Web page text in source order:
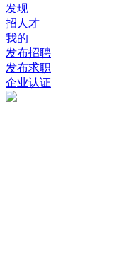
发现
招人才
我的
发布招聘
发布求职
企业认证